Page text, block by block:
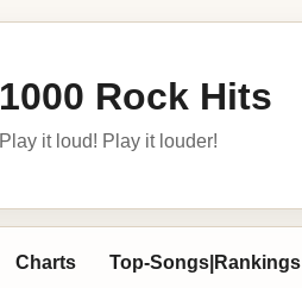
1000 Rock Hits
Play it loud! Play it louder!
Charts Top-Songs|Rankings